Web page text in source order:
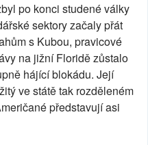
po konci studené války
sektory začaly přát
s Kubou, pravicové
na jižní Floridě zůstalo
hájící blokádu. Její
ve státě tak rozděleném
představují asi